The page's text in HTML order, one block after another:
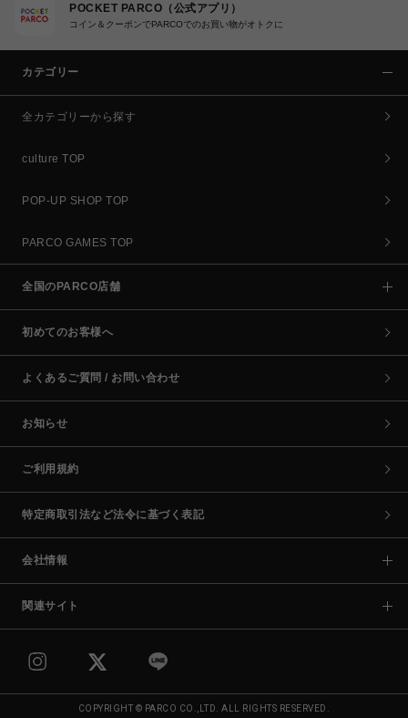
POCKET PARCO（公式アプリ）
コイン＆クーポンでPARCOでのお買い物がオトクに
カテゴリー
全カテゴリーから探す
culture TOP
POP-UP SHOP TOP
PARCO GAMES TOP
全国のPARCO店舗
初めてのお客様へ
よくあるご質問 / お問い合わせ
お知らせ
ご利用規約
特定商取引法など法令に基づく表記
会社情報
関連サイト
COPYRIGHT © PARCO CO.,LTD. ALL RIGHTS RESERVED.